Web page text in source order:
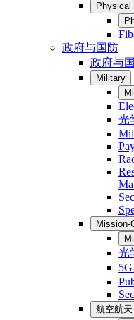
政府与国防
政府与
Military
光
Mission-
光
航空航天